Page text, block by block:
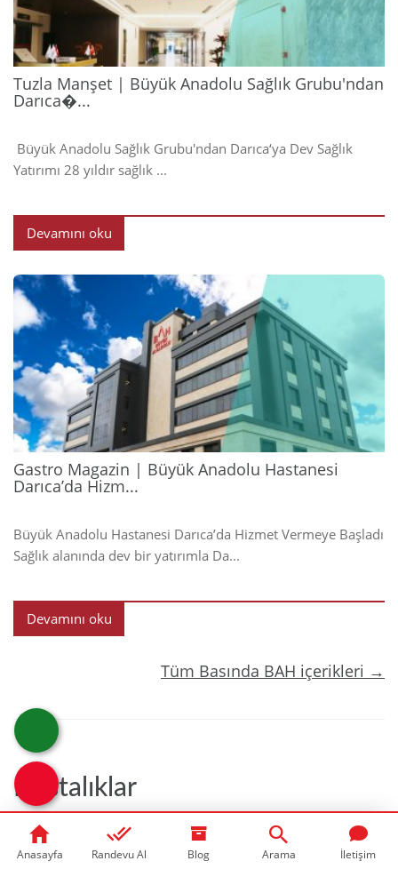
Tuzla Manşet | Büyük Anadolu Sağlık Grubu'ndan
Darıca�...
Büyük Anadolu Sağlık Grubu'ndan Darıca‘ya Dev Sağlık
Yatırımı 28 yıldır sağlık ...
Devamını oku
2024
Gastro Magazin | Büyük Anadolu Hastanesi
Darıca’da Hizm...
Büyük Anadolu Hastanesi Darıca’da Hizmet Vermeye Başladı
Sağlık alanında dev bir yatırımla Da...
Devamını oku
Tüm Basında BAH içerikleri →
Hastalıklar
Anasayfa Randevu Al Blog Arama İletişim